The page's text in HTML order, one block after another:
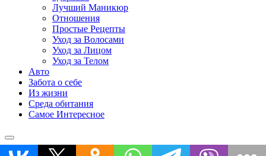
Лучший Маникюр
Отношения
Простые Рецепты
Уход за Волосами
Уход за Лицом
Уход за Телом
Авто
Забота о себе
Из жизни
Среда обитания
Самое Интересное